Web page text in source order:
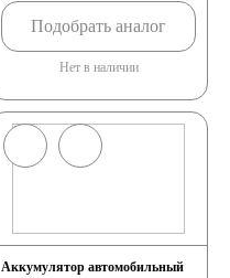
Подобрать аналог
Нет в наличии
Аккумулятор автомобильный